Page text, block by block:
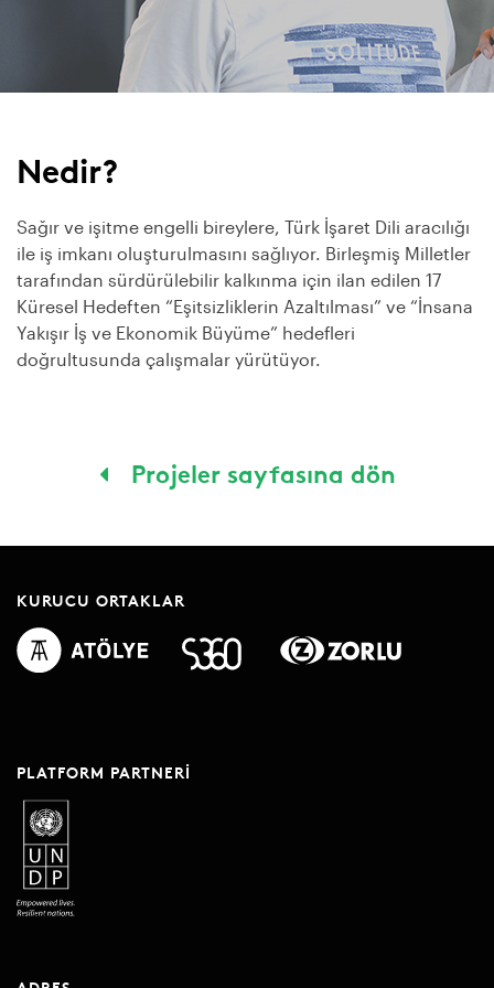
Nedir?
Sağır ve işitme engelli bireylere, Türk İşaret Dili aracılığı
ile iş imkanı oluşturulmasını sağlıyor. Birleşmiş Milletler
tarafından sürdürülebilir kalkınma için ilan edilen 17
Küresel Hedeften “Eşitsizliklerin Azaltılması” ve “İnsana
Yakışır İş ve Ekonomik Büyüme” hedefleri
doğrultusunda çalışmalar yürütüyor.
Projeler sayfasına dön
KURUCU ORTAKLAR
PLATFORM PARTNERI